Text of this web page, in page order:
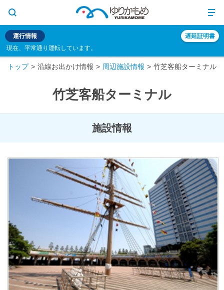
運行情報
現在、平常通り運転しています。
遅延証明書
トップ 沿線お出かけ情報 周辺施設情報 竹芝客船ターミナル
竹芝客船ターミナル
施設情報